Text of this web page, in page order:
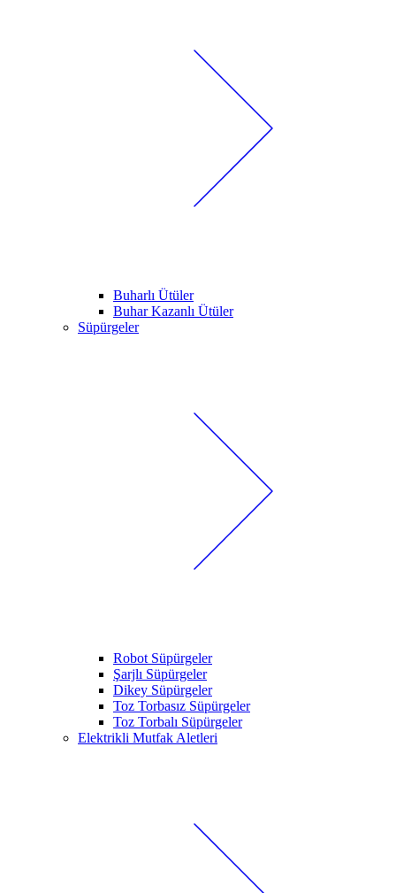
Buharlı Ütüler
Buhar Kazanlı Ütüler
Süpürgeler
Robot Süpürgeler
Şarjlı Süpürgeler
Dikey Süpürgeler
Toz Torbasız Süpürgeler
Toz Torbalı Süpürgeler
Elektrikli Mutfak Aletleri